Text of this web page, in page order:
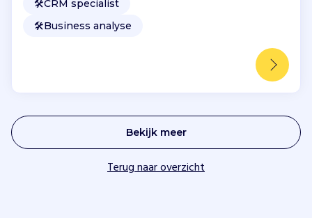
🛠️CRM specialist
🛠️Business analyse
Bekijk meer
Terug naar overzicht